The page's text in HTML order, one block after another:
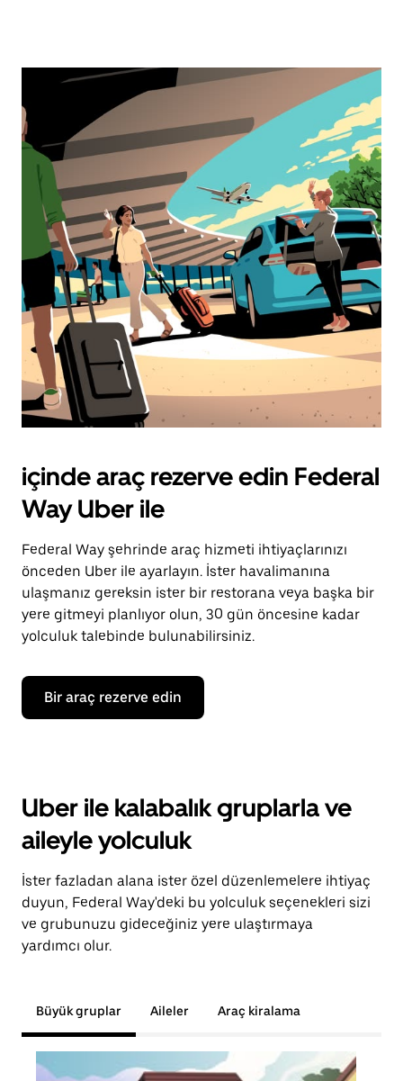
içinde araç rezerve edin Federal
Way Uber ile
Federal Way şehrinde araç hizmeti ihtiyaçlarınızı
önceden Uber ile ayarlayın. İster havalimanına
ulaşmanız gereksin ister bir restorana veya başka bir
yere gitmeyi planlıyor olun, 30 gün öncesine kadar
yolculuk talebinde bulunabilirsiniz.
Bir araç rezerve edin
Uber ile kalabalık gruplarla ve
aileyle yolculuk
İster fazladan alana ister özel düzenlemelere ihtiyaç
duyun, Federal Way'deki bu yolculuk seçenekleri sizi
ve grubunuzu gideceğiniz yere ulaştırmaya
yardımcı olur.
Büyük gruplar Aileler Araç kiralama